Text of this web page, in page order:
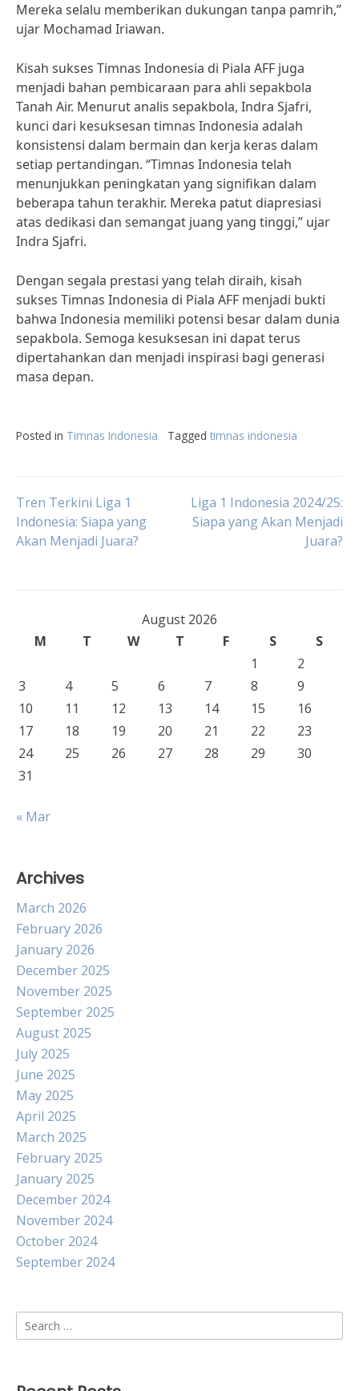
Mereka selalu memberikan dukungan tanpa pamrih,”
ujar Mochamad Iriawan.
Kisah sukses Timnas Indonesia di Piala AFF juga
menjadi bahan pembicaraan para ahli sepakbola
Tanah Air. Menurut analis sepakbola, Indra Sjafri,
kunci dari kesuksesan timnas Indonesia adalah
konsistensi dalam bermain dan kerja keras dalam
setiap pertandingan. “Timnas Indonesia telah
menunjukkan peningkatan yang signifikan dalam
beberapa tahun terakhir. Mereka patut diapresiasi
atas dedikasi dan semangat juang yang tinggi,” ujar
Indra Sjafri.
Dengan segala prestasi yang telah diraih, kisah
sukses Timnas Indonesia di Piala AFF menjadi bukti
bahwa Indonesia memiliki potensi besar dalam dunia
sepakbola. Semoga kesuksesan ini dapat terus
dipertahankan dan menjadi inspirasi bagi generasi
masa depan.
Posted in Timnas Indonesia Tagged timnas indonesia
Post
navigation
Tren Terkini Liga 1
Indonesia: Siapa yang
Akan Menjadi Juara?
Liga 1 Indonesia 2024/25:
Siapa yang Akan Menjadi
Juara?
August 2026
M
T W T F S
S
1
2
3
4 5 6 7 8
9
10
11 12 13 14 15
16
17
18 19 20 21 22
23
24
25 26 27 28 29
30
31
« Mar
Archives
March 2026
February 2026
January 2026
December 2025
November 2025
September 2025
August 2025
July 2025
June 2025
May 2025
April 2025
March 2025
February 2025
January 2025
December 2024
November 2024
October 2024
September 2024
Search
for: